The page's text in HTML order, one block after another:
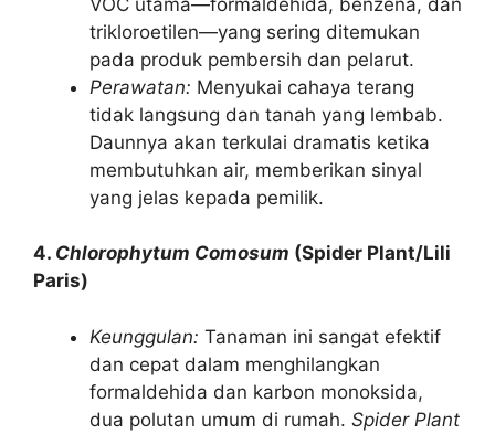
trikloroetilen—yang sering ditemukan
pada produk pembersih dan pelarut.
Perawatan: Menyukai cahaya terang
tidak langsung dan tanah yang lembab.
Daunnya akan terkulai dramatis ketika
membutuhkan air, memberikan sinyal
yang jelas kepada pemilik.
4. Chlorophytum Comosum (Spider Plant/Lili
Paris)
Keunggulan: Tanaman ini sangat efektif
dan cepat dalam menghilangkan
formaldehida dan karbon monoksida,
dua polutan umum di rumah. Spider Plant